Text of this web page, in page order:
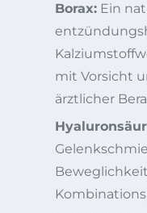
Borax: Ein
mit Vorsicht
ärztlicher